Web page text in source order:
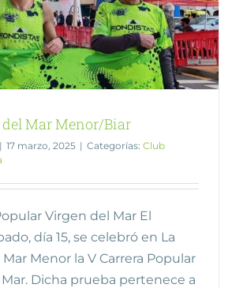
Mar Menor/Biar
| 17 marzo, 2025 | Categorías: Club
Virgen del Mar El
día 15, se celebró en La
Menor la V Carrera Popular
Dicha prueba pertenece a